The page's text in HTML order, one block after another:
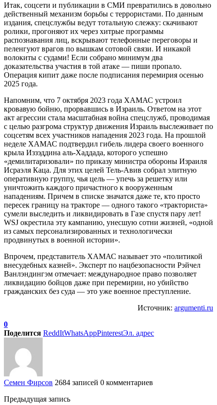
Итак, соцсети и публикации в СМИ превратились в довольно
действенный механизм борьбы с террористами. По данным
издания, спецслужбы ведут тотальную слежку: скачивают
ролики, прогоняют их через хитрые программы
распознавания лиц, вскрывают телефонные переговоры и
пеленгуют врагов по вышкам сотовой связи. И никакой
волокиты с судами! Если собрано минимум два
доказательства участия в той атаке — пиши пропало.
Операция кипит даже после подписания перемирия осенью
2025 года.
Напомним, что 7 октября 2023 года ХАМАС устроил
кровавую бойню, прорвавшись в Израиль. Ответом на этот
акт агрессии стала масштабная война спецслужб, проводимая
с целью разгрома структур движения Израиль выслеживает по
соцсетям всех участников нападения 2023 года. На прошлой
неделе ХАМАС подтвердил гибель лидера своего военного
крыла Иззэддина аль-Хаддада, которого успешно
«демилитаризовали» по приказу министра обороны Израиля
Исраэля Каца. Для этих целей Тель-Авив собрал элитную
оперативную группу, чья цель — упечь за решетку или
уничтожить каждого причастного к вооруженным
нападениям. Причем в списке значатся даже те, кто просто
пересек границу на тракторе — одного такого «тракториста»
сумели выследить и ликвидировать в Газе спустя пару лет!
WSJ окрестила эту кампанию, унесшую сотни жизней, «одной
из самых персонализированных и технологически
продвинутых в военной истории».
Впрочем, представитель ХАМАС называет это «политикой
внесудебных казней». Эксперт по нацбезопасности Рэйчел
Ванлэндингэм отмечает: международное право позволяет
ликвидацию бойцов даже при перемирии, но убийство
гражданских без суда — это уже военное преступление.
Источник: argumenti.ru
0
Поделится ReddItWhatsAppPinterestЭл. адрес
Семен Фирсов 2684 записей 0 комментариев
Предыдущая запись